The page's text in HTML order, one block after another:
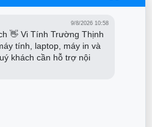
dụng phương pháp tối ưu
nghiệp cam kết bảo mật
tố cực kỳ quan trọng khi
cảm. Họ có các quy trình
bảo rằng dữ liệu của bạn sẽ
trái phép. Thời gian xử lý
9/8/2026 10:58
👋 Vi Tính Trường Thịnh
tính, laptop, máy in và
khách cần hỗ trợ nội